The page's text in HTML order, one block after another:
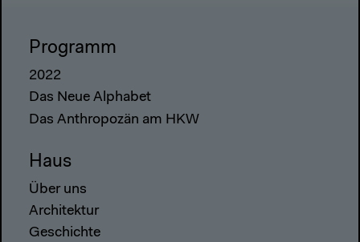
Programm
2022
Das Neue Alphabet
Das Anthropozän am HKW
Haus
Über uns
Architektur
Geschichte